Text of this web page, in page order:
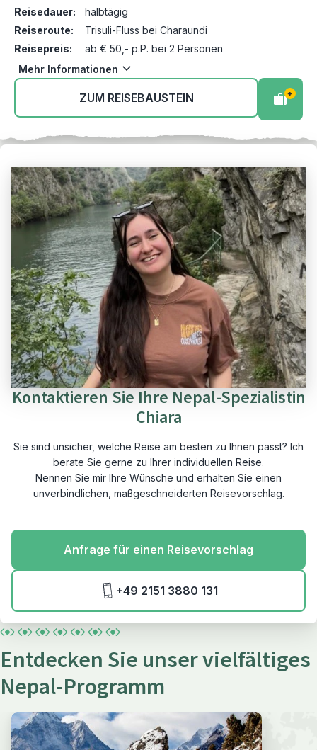
Reisedauer:
halbtägig
Reiseroute:
Trisuli-Fluss bei Charaundi
Reisepreis:
ab € 50,- p.P. bei 2 Personen
Mehr Informationen
ZUM REISEBAUSTEIN +
Kontaktieren Sie Ihre Nepal-Spezialistin
Chiara
Sie sind unsicher, welche Reise am besten zu Ihnen passt? Ich
berate Sie gerne zu Ihrer individuellen Reise.
Nennen Sie mir Ihre Wünsche und erhalten Sie einen
unverbindlichen, maßgeschneiderten Reisevorschlag.
Anfrage für einen Reisevorschlag
+49 2151 3880 131
Entdecken Sie unser vielfältiges
Nepal-Programm